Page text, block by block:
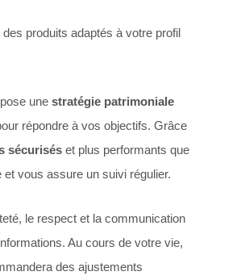
produits adaptés à votre profil
une stratégie patrimoniale
répondre à vos objectifs. Grâce
sécurisés et plus performants que
vous assure un suivi régulier.
le respect et la communication
Au cours de votre vie,
des ajustements